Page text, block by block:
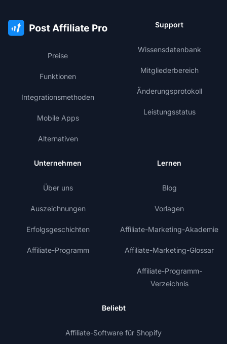
Preise
Funktionen
Integrationsmethoden
Mobile Apps
Alternativen
Support
Wissensdatenbank
Mitgliederbereich
Änderungsprotokoll
Leistungsstatus
Unternehmen
Über uns
Auszeichnungen
Erfolgsgeschichten
Affiliate-Programm
Lernen
Blog
Vorlagen
Affiliate-Marketing-Akademie
Affiliate-Marketing-Glossar
Affiliate-Programm-
Verzeichnis
Beliebt
Affiliate-Software für Shopify